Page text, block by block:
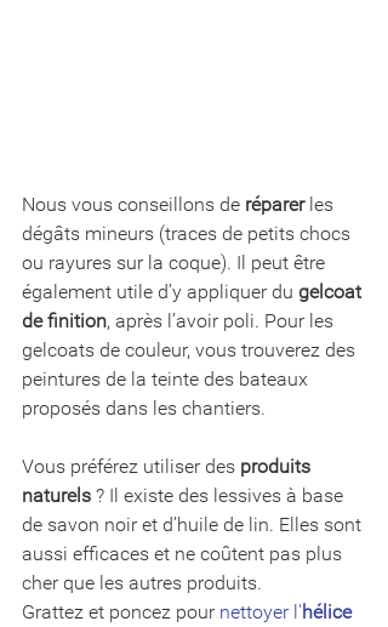
Nous vous conseillons de réparer les
dégâts mineurs (traces de petits chocs
ou rayures sur la coque). Il peut être
également utile d’y appliquer du gelcoat
de finition, après l’avoir poli. Pour les
gelcoats de couleur, vous trouverez des
peintures de la teinte des bateaux
proposés dans les chantiers.
Vous préférez utiliser des produits
naturels ? Il existe des lessives à base
de savon noir et d’huile de lin. Elles sont
aussi efficaces et ne coûtent pas plus
cher que les autres produits.
Grattez et poncez pour nettoyer l'hélice